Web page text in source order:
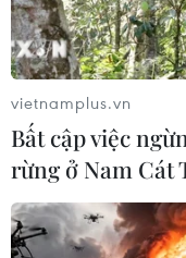
vietnamplus.vn
Bất cập việc
rừng ở Nam Cát